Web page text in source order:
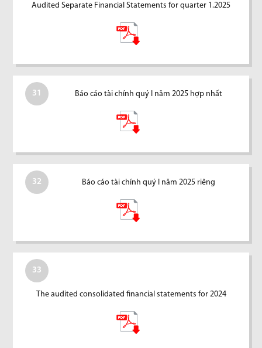
Audited Separate Financial Statements for quarter 1.2025
31 Báo cáo tài chính quý I năm 2025 hợp nhất
32 Báo cáo tài chính quý I năm 2025 riêng
33
The audited consolidated financial statements for 2024